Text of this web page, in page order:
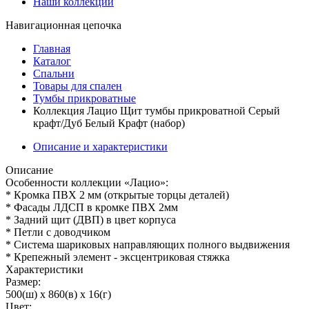
Навигационная цепочка
Главная
Каталог
Спальни
Товары для спален
Тумбы прикроватные
Коллекция Лацио Щит тумбы прикроватной Серый
крафт/Дуб Белый Крафт (набор)
Описание и характеристики
Описание
Особенности коллекции «Лацио»:
* Кромка ПВХ 2 мм (открытые торцы деталей)
* Фасады ЛДСП в кромке ПВХ 2мм
* Задний щит (ДВП) в цвет корпуса
* Петли с доводчиком
* Система шариковых направляющих полного выдвижения
* Крепежный элемент - эксцентриковая стяжка
Характеристики
Размер:
500(ш) x 860(в) x 16(г)
Цвет: